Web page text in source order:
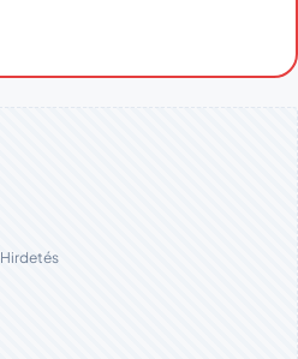
Hirdetés